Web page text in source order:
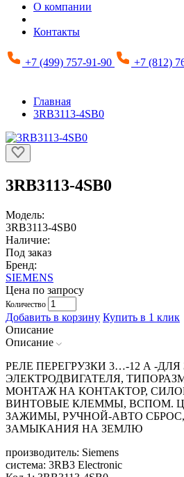
О компании
Контакты
+7 (499) 757-91-90 +7 (812)
Главная
3RB3113-4SB0
3RB3113-4SB0
Модель:
3RB3113-4SB0
Наличие:
Под заказ
Бренд:
SIEMENS
Цена по запросу
Количество
Добавить в корзину Купить в 1 клик
Описание
Описание
РЕЛЕ ПЕРЕГРУЗКИ 3…-12 A -
ЭЛЕКТРОДВИГАТЕЛЯ,
МОНТАЖ НА КОНТАКТОР,
ВИНТОВЫЕ КЛЕММЫ, ВСПОМ.
ЗАЖИМЫ, РУЧНОЙ-АВТО
ЗАМЫКАНИЯ НА ЗЕМЛЮ
производитель: Siemens
система: 3RB3 Electronic